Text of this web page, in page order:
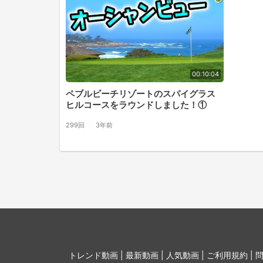
00:10:04
ペブルビーチリゾートのスパイグラス
ヒルコースをラウンドしました！①
299回 · 3年前
トレンド動画 | 最新動画 | 人気動画 | ご利用規約 |